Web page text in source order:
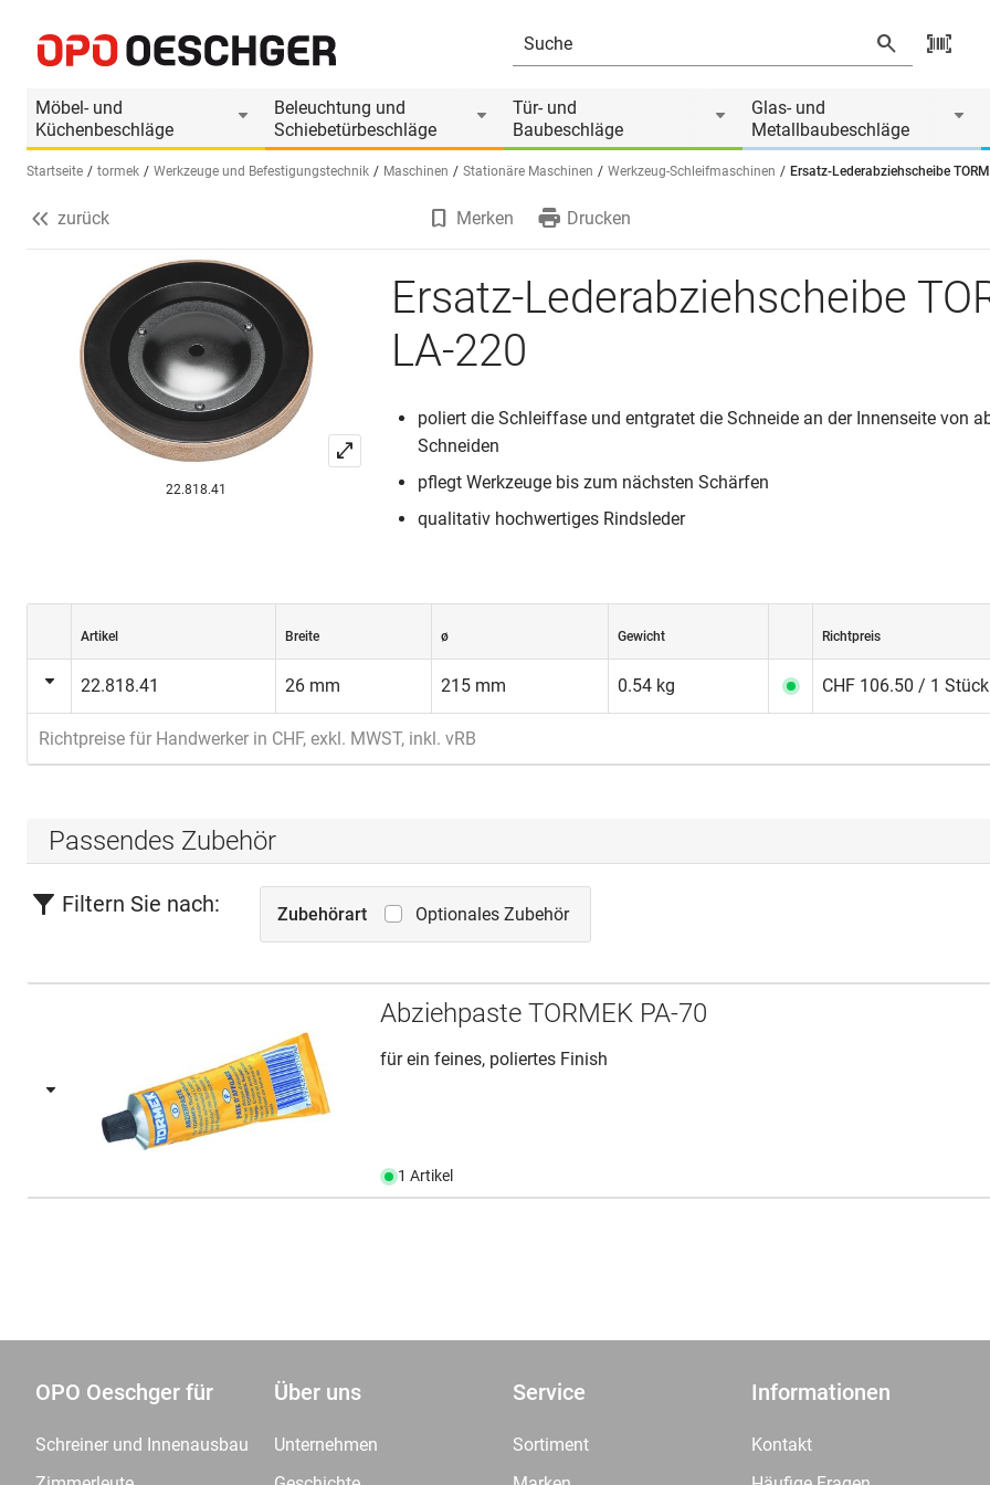
Möbel- und
Küchenbeschläge
Beleuchtung und
Schiebetürbeschläge
Tür- und
Baubeschläge
Glas- und
Metallbaubeschläge
Sprache wählen (DE)
Startseite tormek Werkzeuge und Befestigungstechnik Maschinen Stationäre Maschinen Werkzeug-Schleifmaschinen Ersatz-Lederabziehscheibe
Produktinformationen
Passendes Zubehör
zurück Merken Drucken
22.818.41
Ersatz-Lederabziehscheibe
LA-220
poliert die Schleiffase und entgratet die Schneide an der Innenseite von
Schneiden
pflegt Werkzeuge bis zum nächsten Schärfen
qualitativ hochwertiges Rindsleder
Artikel Breite ø Gewicht Richtpreis
22.818.41 26 mm 215 mm 0.54 kg CHF 106.50 / 1 Stück
Richtpreise für Handwerker in CHF, exkl. MWST, inkl. vRB
Passendes Zubehör
Filtern Sie nach: Zubehörart Optionales Zubehör
Abziehpaste TORMEK PA-70
für ein feines, poliertes Finish
1 Artikel
OPO Oeschger für
Schreiner und Innenausbau
Über uns
Unternehmen
Service
Sortiment
Informationen
Kontakt